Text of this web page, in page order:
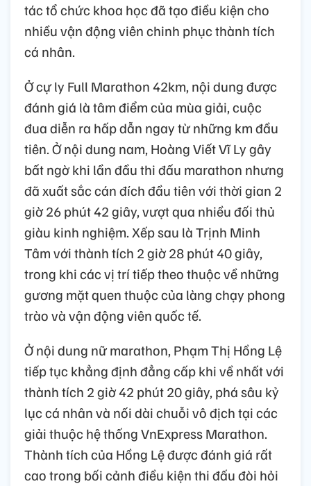
tác tổ chức khoa học đã tạo điều kiện cho
nhiều vận động viên chinh phục thành tích
cá nhân.
Ở cự ly Full Marathon 42km, nội dung được
đánh giá là tâm điểm của mùa giải, cuộc
đua diễn ra hấp dẫn ngay từ những km đầu
tiên. Ở nội dung nam, Hoàng Viết Vĩ Ly gây
bất ngờ khi lần đầu thi đấu marathon nhưng
đã xuất sắc cán đích đầu tiên với thời gian 2
giờ 26 phút 42 giây, vượt qua nhiều đối thủ
giàu kinh nghiệm. Xếp sau là Trịnh Minh
Tâm với thành tích 2 giờ 28 phút 40 giây,
trong khi các vị trí tiếp theo thuộc về những
gương mặt quen thuộc của làng chạy phong
trào và vận động viên quốc tế.
Ở nội dung nữ marathon, Phạm Thị Hồng Lệ
tiếp tục khẳng định đẳng cấp khi về nhất với
thành tích 2 giờ 42 phút 20 giây, phá sâu kỷ
lục cá nhân và nối dài chuỗi vô địch tại các
giải thuộc hệ thống VnExpress Marathon.
Thành tích của Hồng Lệ được đánh giá rất
cao trong bối cảnh điều kiện thi đấu đòi hỏi